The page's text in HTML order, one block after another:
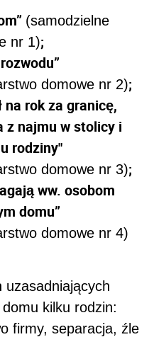
(samodzielne
nr 1);
domowe nr 2);
na rok za granicę,
z najmu w stolicy i
rodziny"
domowe nr 3);
ww. osobom
domu”
domowe nr 4)
uzasadniających
kilku rodzin:
firmy, separacja, źle